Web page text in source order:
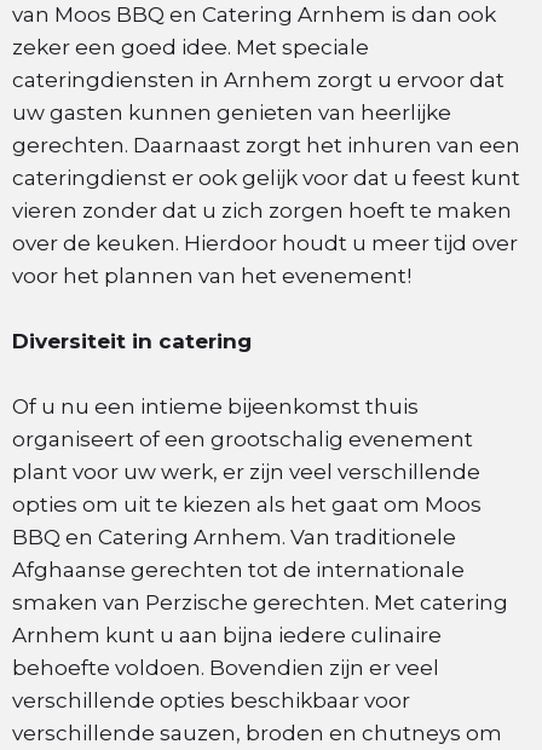
van Moos BBQ en Catering Arnhem is dan ook
zeker een goed idee. Met speciale
cateringdiensten in Arnhem zorgt u ervoor dat
uw gasten kunnen genieten van heerlijke
gerechten. Daarnaast zorgt het inhuren van een
cateringdienst er ook gelijk voor dat u feest kunt
vieren zonder dat u zich zorgen hoeft te maken
over de keuken. Hierdoor houdt u meer tijd over
voor het plannen van het evenement!
Diversiteit in catering
Of u nu een intieme bijeenkomst thuis
organiseert of een grootschalig evenement
plant voor uw werk, er zijn veel verschillende
opties om uit te kiezen als het gaat om Moos
BBQ en Catering Arnhem. Van traditionele
Afghaanse gerechten tot de internationale
smaken van Perzische gerechten. Met catering
Arnhem kunt u aan bijna iedere culinaire
behoefte voldoen. Bovendien zijn er veel
verschillende opties beschikbaar voor
verschillende sauzen, broden en chutneys om